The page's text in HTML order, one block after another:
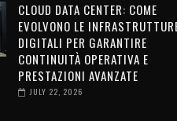
CLOUD DATA CENTER: COME
EVOLVONO LE
DIGITALI PER GARANTIRE
CONTINUITÀ OPERATIVA E
PRESTAZIONI AVANZATE
JULY 22, 2026